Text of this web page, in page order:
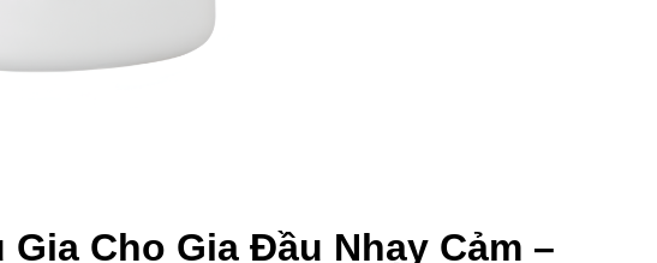
Cho Gia Đầu Nhạy Cảm –